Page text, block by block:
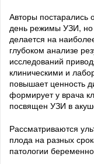
Авторы постарались
день режимы УЗИ, но
делается на
глубоком анализе
исследований
клиническими и
повышает ценность
формирует у врача
посвящен УЗИ в
Рассматриваются
плода на разных
патологии